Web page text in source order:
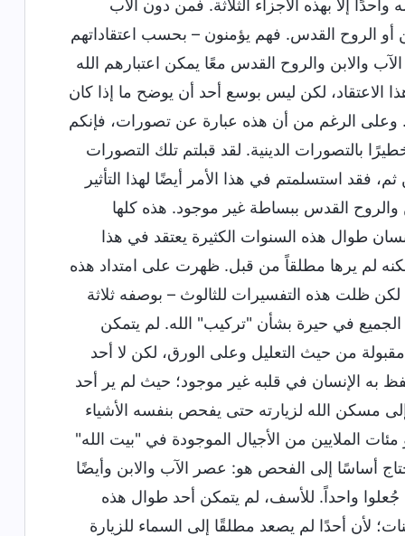
واحدًا إلا بهذه الأجزاء الثلاثة. فمن دون الآب
أو الروح القدس. فهم يؤمنون – بحسب اعتقاداتهم
والابن والروح القدس معًا يمكن اعتبارهم الله
الاعتقاد، لكن ليس بوسع أحد أن يوضح ما إذا كان
وعلى الرغم من أن هذه عبارة عن تصورات، فإنكم
بالتصورات الدينية. لقد قبلتم تلك التصورات
فقد استسلمتم في هذا الأمر أيضًا لهذا التأثير
والروح القدس ببساطة غير موجود. هذه كلها
طوال هذه السنوات الكثيرة يعتقد في هذا
لم يرها مطلقاً من قبل. ظهرت على امتداد هذه
ظلت هذه التفسيرات للثالوث – بوصفه ثلاثة
في حيرة بشأن "تركيب" الله. لم يتمكن
من حيث التعليل وعلى الورق، لكن لا أحد
به الإنسان في قلبه غير موجود؛ حيث لم ير أحد
مسكن الله لزيارته حتى يفحص بنفسه الأشياء
الملايين من الأجيال الموجودة في "بيت الله"
أساسًا إلى الفحص هو: عصر الآب والابن وأيضًا
واحداً. للأسف، لم يتمكن أحد طوال هذه
لأن أحدًا لم يصعد مطلقًا إلى السماء للزيارة